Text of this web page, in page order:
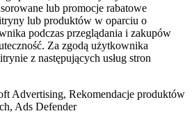
lub promocje rabatowe
lub produktów w oparciu o
podczas przeglądania i zakupów
Za zgodą użytkownika
z następujących usług stron
Advertising, Rekomendacje produktów
Ads Defender